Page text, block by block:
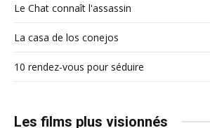
Le Chat connaît l'assassin
La casa de los conejos
10 rendez-vous pour séduire
Les films plus visionnés